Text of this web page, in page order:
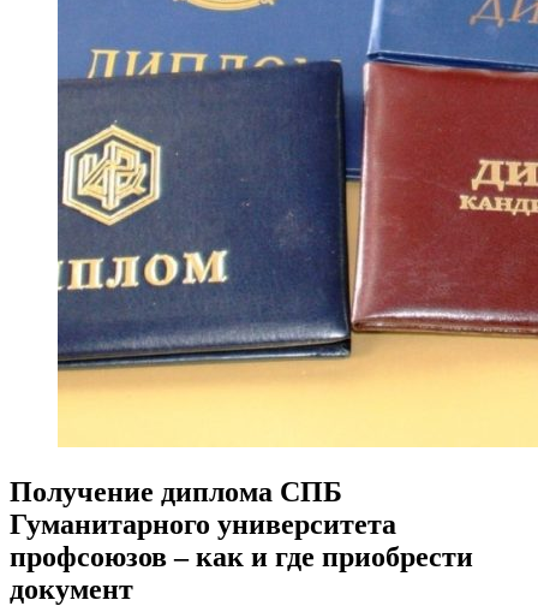
Получение диплома СПБ
Гуманитарного университета
профсоюзов – как и где приобрести
документ